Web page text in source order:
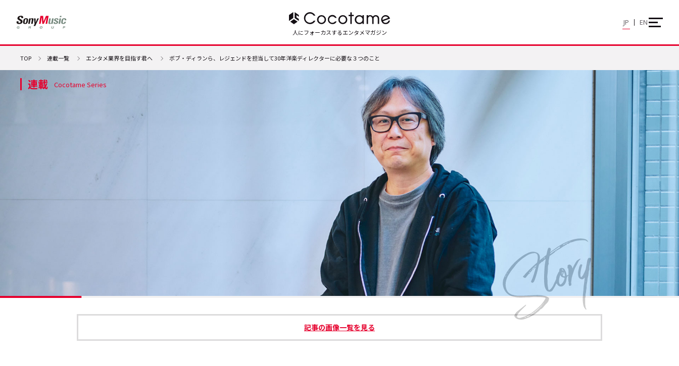
人にフォーカスするエンタメマガジン
JP EN
TOP 連載一覧 エンタメ業界を目指す君へ ボブ・ディランら、レジェンドを担当して30年――洋楽ディレクターに必要な３つのこと
連載 Cocotame Series
記事の画像一覧を見る